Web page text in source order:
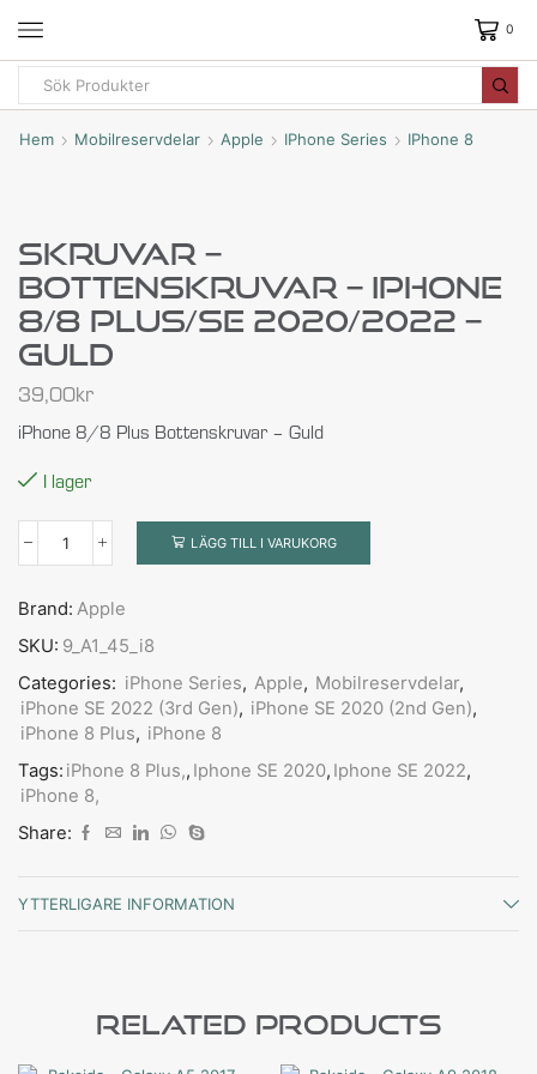
0
Hem Mobilreservdelar Apple IPhone Series IPhone 8
Skruvar –
Bottenskruvar – IPhone
8/8 Plus/SE 2020/2022 –
Guld
39,00kr
iPhone 8/8 Plus Bottenskruvar – Guld
I lager
LÄGG TILL I VARUKORG
Brand: Apple
SKU: 9_A1_45_i8
Categories: iPhone Series, Apple, Mobilreservdelar,
iPhone SE 2022 (3rd Gen), iPhone SE 2020 (2nd Gen),
iPhone 8 Plus, iPhone 8
Tags: iPhone 8 Plus,, Iphone SE 2020, Iphone SE 2022,
iPhone 8,
Share:
YTTERLIGARE INFORMATION
Related Products